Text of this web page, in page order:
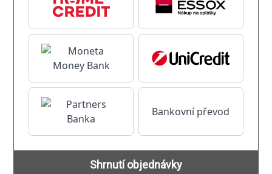
Bankovní převod
Shrnutí objednávky